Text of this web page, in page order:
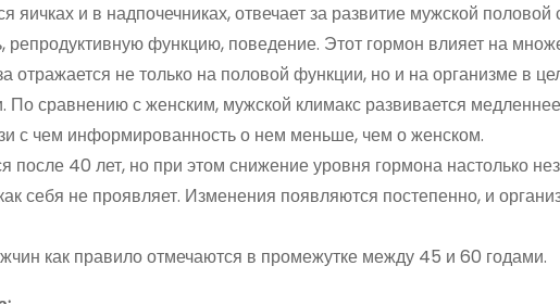
яичках и в надпочечниках, отвечает за развитие мужской
репродуктивную функцию, поведение. Этот гормон влияет на
отражается не только на половой функции, но и на организме в
По сравнению с женским, мужской климакс развивается
с чем информированность о нем меньше, чем о женском.
после 40 лет, но при этом снижение уровня гормона настолько
себя не проявляет. Изменения появляются постепенно, и
как правило отмечаются в промежутке между 45 и 60 годами.